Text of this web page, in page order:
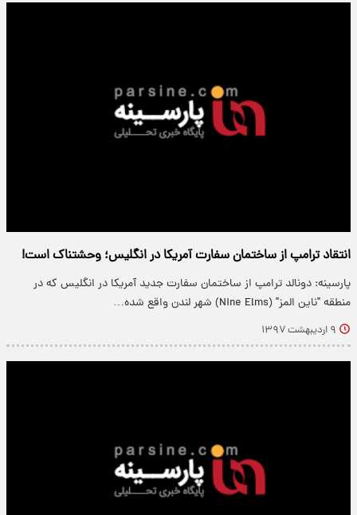
انتقاد ترامپ از ساختمان سفارت آمریکا در انگلیس؛ وحشتناک است!
پارسینه: دونالد ترامپ از ساختمان سفارت جدید آمریکا در انگلیس که در
منطقه "ناین المز" (Nine Elms) شهر لندن واقع شده…
۹ اردیبهشت ۱۳۹۷